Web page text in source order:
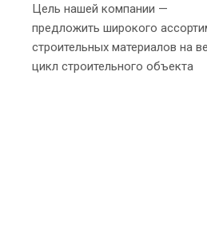
Цель нашей компании —
предложить широкого
строительных материалов на
цикл строительного объекта